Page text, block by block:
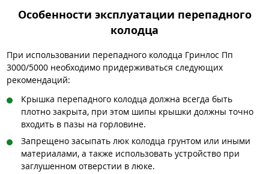
Особенности эксплуатации перепадного
колодца
При использовании перепадного колодца Гринлос Пп
3000/5000 необходимо придерживаться следующих
рекомендаций:
Крышка перепадного колодца должна всегда быть
плотно закрыта, при этом шипы крышки должны точно
входить в пазы на горловине.
Запрещено засыпать люк колодца грунтом или иными
материалами, а также использовать устройство при
заглушенном отверстии в люке.